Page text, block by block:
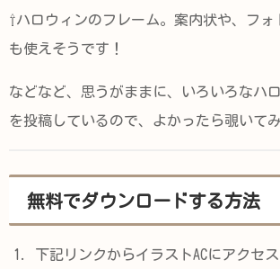
⇧ハロウィンのフレーム。案内状や、フォ
も使えそうです！
などなど、思うがままに、いろいろなハ
を投稿しているので、よかったら覗いて
無料でダウンロードする方法
下記リンクからイラストACにアクセス